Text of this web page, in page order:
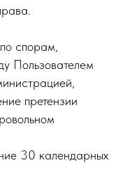
спорам,
Пользователем
претензии
30 календарных